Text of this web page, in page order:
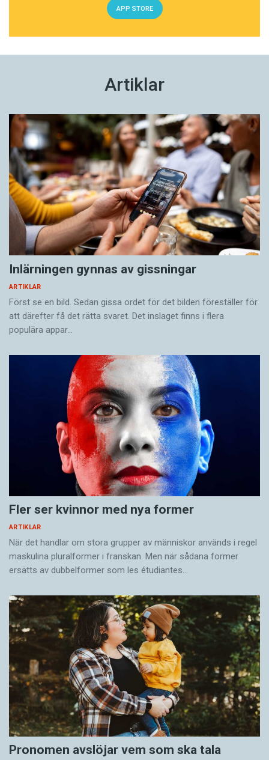
APP STORE
Artiklar
Inlärningen gynnas av gissningar
ARTIKLAR
Först se en bild. Sedan gissa ordet för det bilden föreställer för
att därefter få det rätta svaret. Det inslaget finns i flera
populära appar…
Fler ser kvinnor med nya former
ARTIKLAR
När det handlar om stora grupper av människor används i regel
maskulina pluralformer i franskan. Men när sådana ­former
ersätts av dubbel­former som les étudiantes…
Pronomen avslöjar vem som ska tala